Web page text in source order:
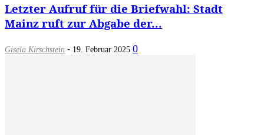
Letzter Aufruf für die Briefwahl: Stadt
Mainz ruft zur Abgabe der...
Gisela Kirschstein - 19. Februar 2025 0